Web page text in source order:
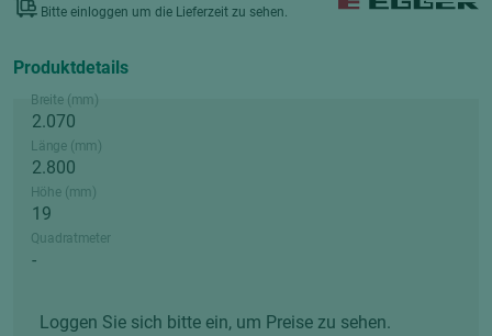
Bitte einloggen um die Lieferzeit zu sehen.
Produktdetails
Breite (mm)
Länge (mm)
Höhe (mm)
Quadratmeter
Loggen Sie sich bitte ein, um Preise zu sehen.